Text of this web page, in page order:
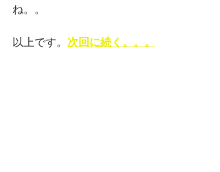
ね。。
以上です。 次回に続く。。。